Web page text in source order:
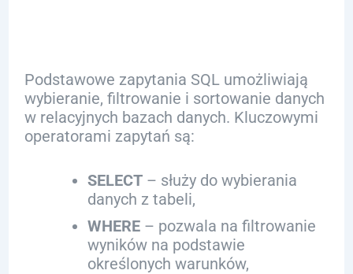
Podstawowe zapytania SQL umożliwiają
wybieranie, filtrowanie i sortowanie danych
w relacyjnych bazach danych. Kluczowymi
operatorami zapytań są:
SELECT– służy do wybierania
danych z tabeli,
WHERE– pozwala na filtrowanie
wyników na podstawie
określonych warunków,